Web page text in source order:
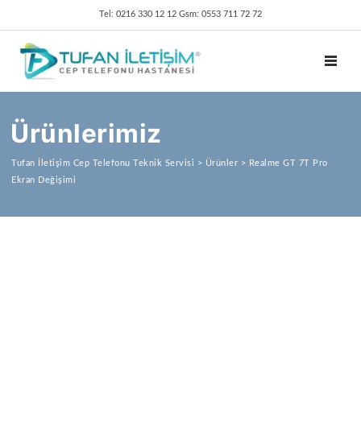
Tel: 0216 330 12 12 Gsm: 0553 711 72 72
Ürünlerimiz
Tufan İletişim Cep Telefonu Teknik Servisi > Ürünler > Realme GT 7T Pro
Ekran Değişimi